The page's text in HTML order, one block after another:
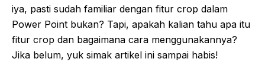
iya, pasti sudah familiar dengan fitur crop dalam
Power Point bukan? Tapi, apakah kalian tahu apa itu
fitur crop dan bagaimana cara menggunakannya?
Jika belum, yuk simak artikel ini sampai habis!